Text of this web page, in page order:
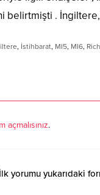
. İngiltere,
, İstihbarat, MI5, MI6,
açmalısınız.
yorumu yukarıdaki